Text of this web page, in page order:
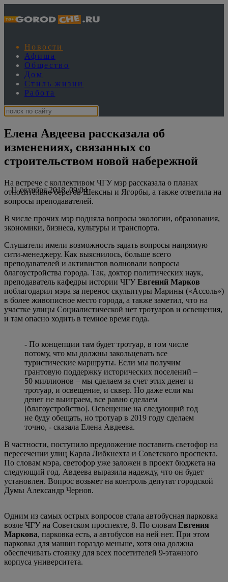
Новости
Афиша
Общество
Дом
Стиль жизни
Работа
Елена Авдеева рассказала об
изменениях, связанных со
строительством новой набережной
11 октября 2018, 09:04
На встрече с коллективом ЧГУ мэр рассказала о планах
относительно берегов Шексны и Ягорбы, а также ответила на
вопросы преподавателей.
В числе прочих мэр подняла вопросы экологии, образования,
экономики, бизнеса, культуры и транспорта.
Слушатели имели возможность задать вопросы напрямую
сити-менеджеру. Как выяснилось, больше всего
преподавателей и активистов волновали вопросы
благоустройства города. Так, доктор политических наук,
преподаватель кафедры истории ЧГУ Евгений Марков
поблагодарил мэра за перенос скульптуры Марины («Ассоль»)
в более живописное место города, а также заметил, что на
участке улицы Социалистической нет тротуаров и освещения,
и там опасно ходить в темное время года.
- По концепции там будет тротуар, в том числе
потому, что мы должны закольцевать все
туристические маршруты. Если мы получим
грантовую поддержку исторических поселений –
50 миллионов – мы сделаем за счет этих денег и
тротуар, и освещение, и сквер. Но даже если мы
денег не выиграем, все равно сделаем
[благоустройство]. Освещение на следующий год
не буду обещать, но тротуар в 2019 году сделаем
точно, - сказала Елена Авдеева.
В частности, поступило предложение поставить светофор на
пересечении улиц Карла Либкнехта и Советского проспекта.
По словам мэра, светофор уже заложен в проект бюджета на
следующий год. Авдеева выразила надежду, что он будет
установлен. Вопрос возьмет на контроль депутат городской
Думы Александр Чернов.
Одним из самых острых вопросов стала автобусная парковка
возле ЧГУ на Советском проспекте, 8. По словам Евгения
Маркова, парковка есть, а автобусов на ней нет. При этом
парковка для машин гораздо меньше, хотя она должна
обеспечивать стоянку для всех посетителей 9-этажного
корпуса университета.